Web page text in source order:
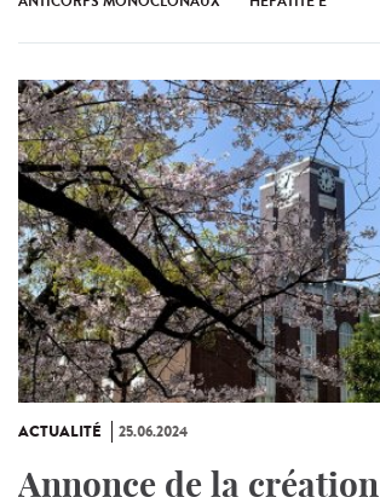
ACTUALITÉ 25.06.2024
Annonce de la création